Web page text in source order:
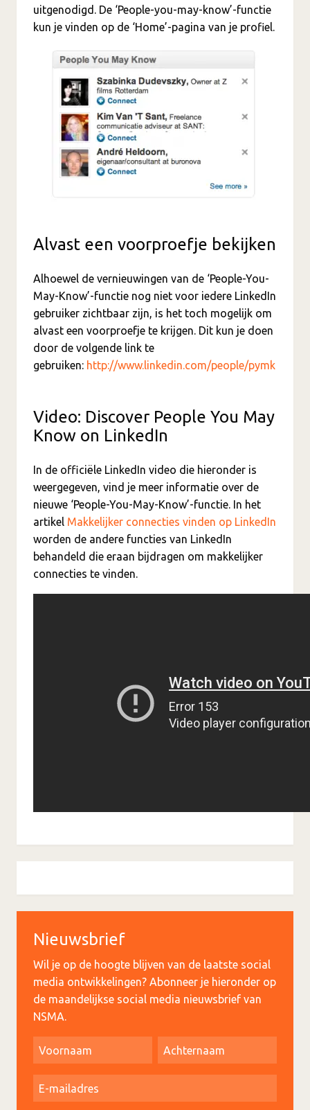
uitgenodigd. De ‘People-you-may-know’-functie
kun je vinden op de ‘Home’-pagina van je profiel.
Alvast een voorproefje bekijken
Alhoewel de vernieuwingen van de ‘People-You-
May-Know’-functie nog niet voor iedere LinkedIn
gebruiker zichtbaar zijn, is het toch mogelijk om
alvast een voorproefje te krijgen. Dit kun je doen
door de volgende link te
gebruiken: http://www.linkedin.com/people/pymk
Video: Discover People You May
Know on LinkedIn
In de officiële LinkedIn video die hieronder is
weergegeven, vind je meer informatie over de
nieuwe ‘People-You-May-Know’-functie. In het
artikel Makkelijker connecties vinden op LinkedIn
worden de andere functies van LinkedIn
behandeld die eraan bijdragen om makkelijker
connecties te vinden.
Nieuwsbrief
Wil je op de hoogte blijven van de laatste social
media ontwikkelingen? Abonneer je hieronder op
de maandelijkse social media nieuwsbrief van
NSMA.